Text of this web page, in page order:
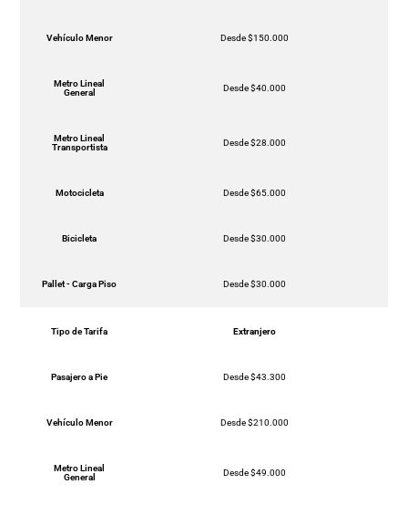
Vehículo Menor Desde $150.000
Metro Lineal
General
Desde $40.000
Metro Lineal
Transportista
Desde $28.000
Motocicleta Desde $65.000
Bicicleta Desde $30.000
Pallet - Carga Piso Desde $30.000
Tipo de Tarifa Extranjero
Pasajero a Pie Desde $43.300
Vehículo Menor Desde $210.000
Metro Lineal
General
Desde $49.000